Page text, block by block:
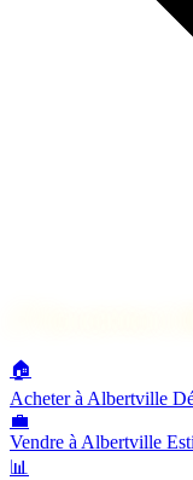
🏠
Acheter à Albertville
💼
Vendre à Albertville
📊